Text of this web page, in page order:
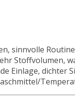
sinnvolle
Stoffvolumen,
Einlage, dichter